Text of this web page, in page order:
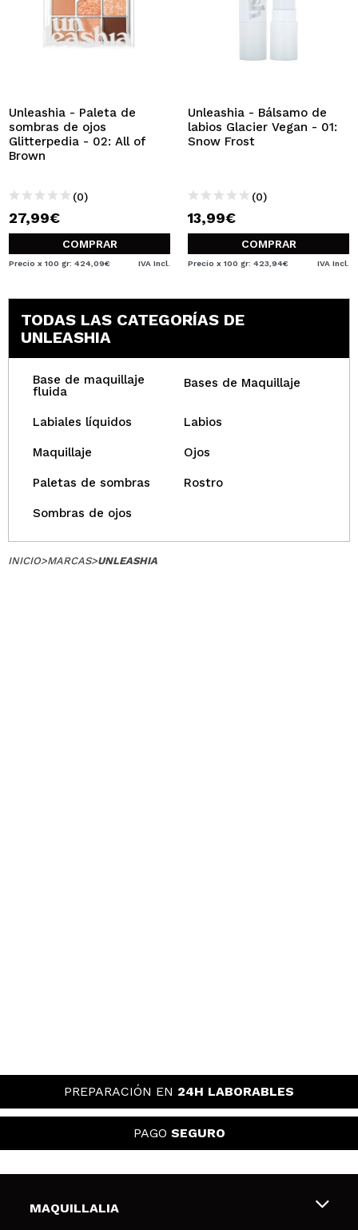
Unleashia - Paleta de
sombras de ojos
Glitterpedia - 02: All of
Brown
(0)
27,99€
COMPRAR
Precio x 100 gr: 424,09€ IVA Incl.
Unleashia - Bálsamo de
labios Glacier Vegan - 01:
Snow Frost
(0)
13,99€
COMPRAR
Precio x 100 gr: 423,94€ IVA Incl.
TODAS LAS CATEGORÍAS DE
UNLEASHIA
Base de maquillaje
fluida
Bases de Maquillaje
Labiales líquidos Labios
Maquillaje Ojos
Paletas de sombras Rostro
Sombras de ojos
INICIO>MARCAS>UNLEASHIA
PREPARACIÓN EN 24H LABORABLES
PAGO SEGURO
MAQUILLALIA